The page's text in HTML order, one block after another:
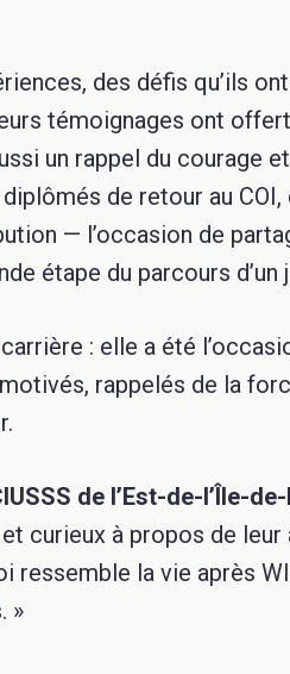
des défis qu’ils
témoignages ont
un rappel du courage
de retour au COI,
— l’occasion de
étape du parcours d’un
: elle a été
rappelés de la
de l’Est-de-l’Île-
curieux à propos de leur
ressemble la vie après
»